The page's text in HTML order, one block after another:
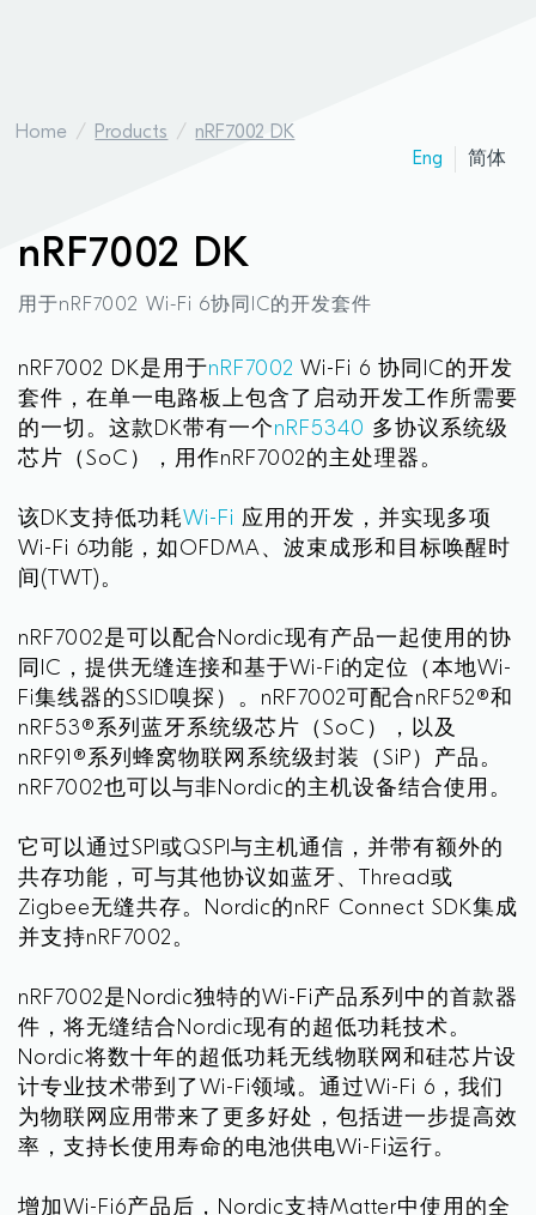
Home Products
nRF7002 DK
Eng
简体
nRF7002 DK
用于nRF7002 Wi-Fi 6协同IC的开发套件
nRF7002 DK是用于nRF7002 Wi-Fi 6 协同IC的开发
套件，在单一电路板上包含了启动开发工作所需要
的一切。这款DK带有一个nRF5340 多协议系统级
芯片（SoC），用作nRF7002的主处理器。
该DK支持低功耗Wi-Fi 应用的开发，并实现多项
Wi-Fi 6功能，如OFDMA、波束成形和目标唤醒时
间(TWT)。
nRF7002是可以配合Nordic现有产品一起使用的协
同IC，提供无缝连接和基于Wi-Fi的定位（本地Wi-
Fi集线器的SSID嗅探）。nRF7002可配合nRF52®和
nRF53®系列蓝牙系统级芯片（SoC），以及
nRF91®系列蜂窝物联网系统级封装（SiP）产品。
nRF7002也可以与非Nordic的主机设备结合使用。
它可以通过SPI或QSPI与主机通信，并带有额外的
共存功能，可与其他协议如蓝牙、Thread或
Zigbee无缝共存。Nordic的nRF Connect SDK集成
并支持nRF7002。
nRF7002是Nordic独特的Wi-Fi产品系列中的首款器
件，将无缝结合Nordic现有的超低功耗技术。
Nordic将数十年的超低功耗无线物联网和硅芯片设
计专业技术带到了Wi-Fi领域。通过Wi-Fi 6，我们
为物联网应用带来了更多好处，包括进一步提高效
率，支持长使用寿命的电池供电Wi-Fi运行。
增加Wi-Fi6产品后，Nordic支持Matter中使用的全